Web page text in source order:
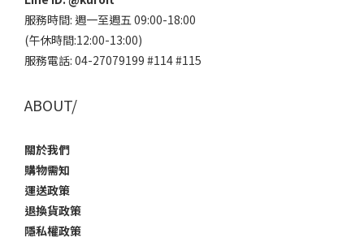
服務時間: 週一至週五 09:00-18:00
(午休時間:12:00-13:00)
服務電話: 04-27079199 #114 #115
ABOUT/
關於我們
購物需知
運送政策
退換貨政策
隱私權政策